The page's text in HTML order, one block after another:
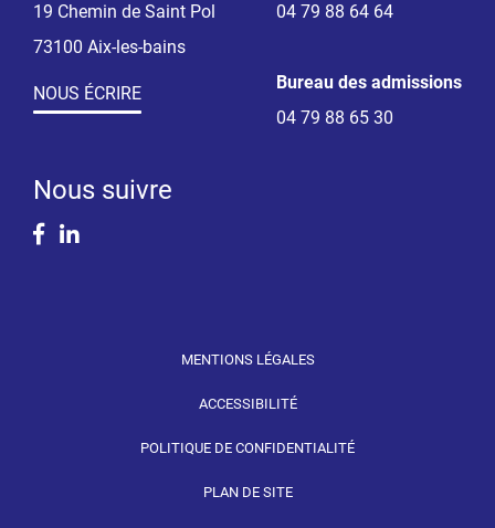
19 Chemin de Saint Pol
73100 Aix-les-bains
NOUS ÉCRIRE
04 79 88 64 64
Bureau des admissions
04 79 88 65 30
Nous suivre
Facebook
Linkedin
MENTIONS LÉGALES
ACCESSIBILITÉ
POLITIQUE DE CONFIDENTIALITÉ
PLAN DE SITE